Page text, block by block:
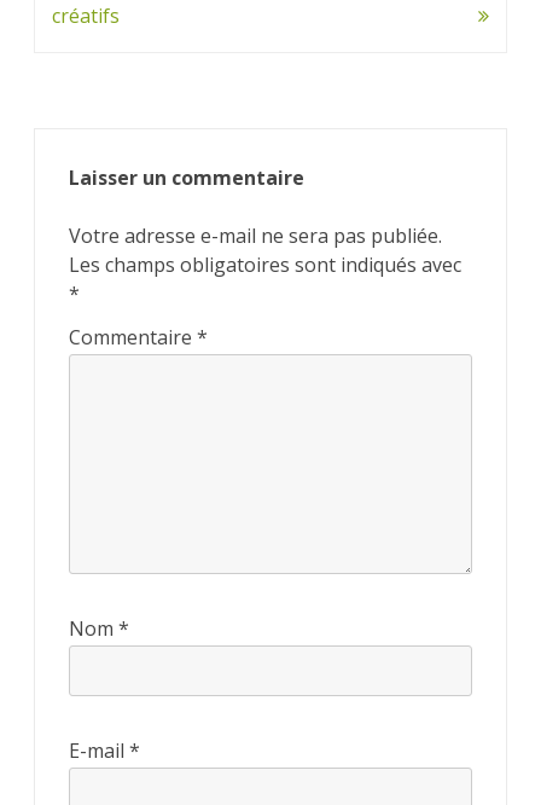
l’article
créatifs
Laisser un commentaire
Votre adresse e-mail ne sera pas publiée.
Les champs obligatoires sont indiqués avec
*
Commentaire *
Nom *
E-mail *